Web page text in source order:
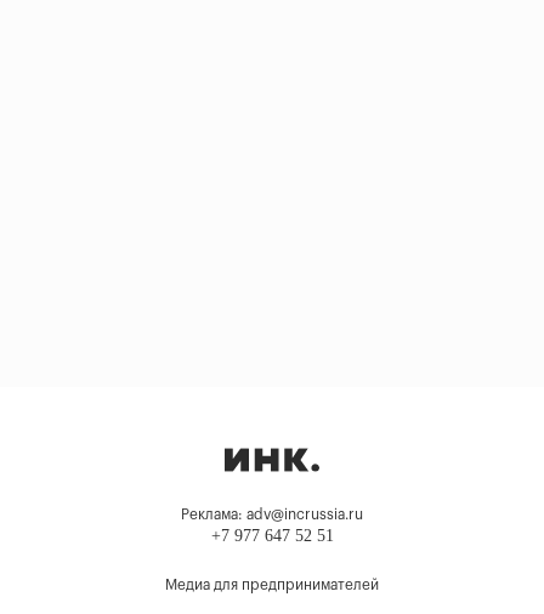
Реклама: adv@incrussia.ru
+7 977 647 52 51
Медиа для предпринимателей